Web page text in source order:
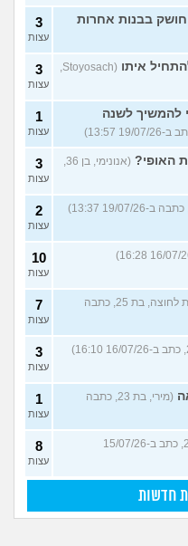
חושק בבנות אחרות 3
עצות
איתו
(Stoyosach,
3
עצות
להמשיך לשנה
1
עצות
האופי?
(אנונימי, בן 36,
3
עצות
2
עצות
10
עצות
(נהגת לחוצה, בת 25, כתבה
7
עצות
3
עצות
(מירי, בת 23, כתבה
1
עצות
(אנונימי, בן 28, כתב ב-15/07/26
8
עצות
חדשות